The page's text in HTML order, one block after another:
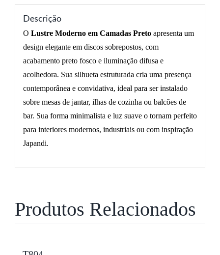
Descrição
O Lustre Moderno em Camadas Pretoapresenta um
design elegante em discos sobrepostos, com
acabamento preto fosco e iluminação difusa e
acolhedora. Sua silhueta estruturada cria uma presença
contemporânea e convidativa, ideal para ser instalado
sobre mesas de jantar, ilhas de cozinha ou balcões de
bar. Sua forma minimalista e luz suave o tornam perfeito
para interiores modernos, industriais ou com inspiração
Japandi.
Produtos Relacionados